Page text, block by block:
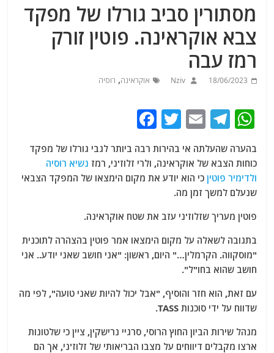
מסתורין סביב גורלו של מפקד
צבא אוקראינה. פוטין זורק
רמז עבה
18/06/2023
Nziv אוקראינה, רוסיה
W
at
s
A
p
p
T
el
e
g
ra
m
E
ai
l
T
itt
er
c
e
o
o
k
בהערה שהעלתה אי בהירות רבה ביותר לגבי גורלו של מפקד
כוחות הצבא של אוקראינה, ולרי זלוז'ני, רמז נשיא רוסיה
ולדימיר פוטין כי הוא יודע את מקום הימצאו של המפקד הצבאי
שנעלם למשך זמן מה.
פוטין מעריך שזלוז'ני עזב את שטח אוקראינה.
בתגובה לשאלה על מקום הימצאו אמר פוטין בהצהרה לתוכנית
"מוסקווה. הקרמלין…" היום, ראשון: "אני חושב שאני יודע.. אני
חושב שהוא בחו"ל".
עם זאת, הוא חזר והוסיף, "אבל יכול להיות שאני טועה", לפי מה
שדווח על ידי סוכנות TASS.
מנהל שירות הביון החוץ הרוסי, סרגיי נרישקין, ציין כי שלטונות
ארצו מקבלים דיווחים על מצבו הבריאותי של זלוז'ני, אך הם